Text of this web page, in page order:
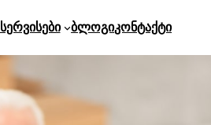
Სერვისები ᲑლოგიᲙონტაქტი